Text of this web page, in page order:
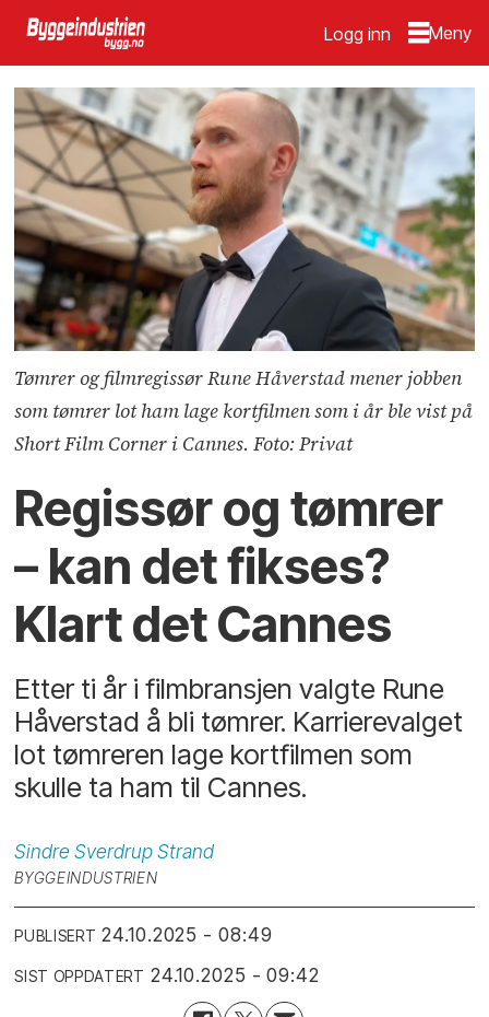
Logg inn
Tømrer og filmregissør Rune Håverstad mener jobben
som tømrer lot ham lage kortfilmen som i år ble vist på
Short Film Corner i Cannes. Foto: Privat
Regissør og tømrer
– kan det fikses?
Klart det Cannes
Etter ti år i filmbransjen valgte Rune
Håverstad å bli tømrer. Karrierevalget
lot tømreren lage kortfilmen som
skulle ta ham til Cannes.
Sindre Sverdrup Strand
BYGGEINDUSTRIEN
PUBLISERT 24.10.2025 - 08:49
SIST OPPDATERT 24.10.2025 - 09:42